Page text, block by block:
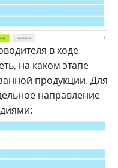
в ходе
на каком этапе
продукции. Для
направление